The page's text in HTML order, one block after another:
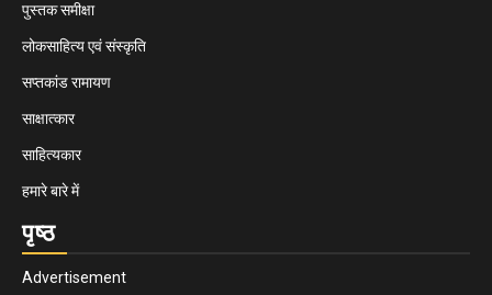
पुस्तक समीक्षा
लोकसाहित्य एवं संस्कृति
सप्तकांड रामायण
साक्षात्कार
साहित्यकार
हमारे बारे में
पृष्ठ
Advertisement